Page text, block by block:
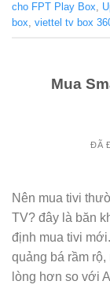
cho FPT Play Box,
box, viettel tv box
Mua
ĐÃ
Nên mua tivi
TV? đây là băn
định mua tivi
quảng bá rầm
lòng hơn so với